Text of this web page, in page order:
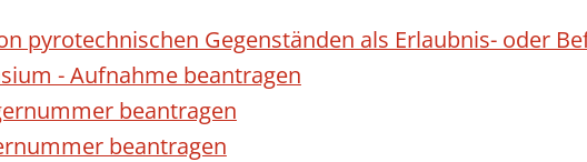
pyrotechnischen Gegenständen als Erlaubnis- oder
- Aufnahme beantragen
beantragen
beantragen